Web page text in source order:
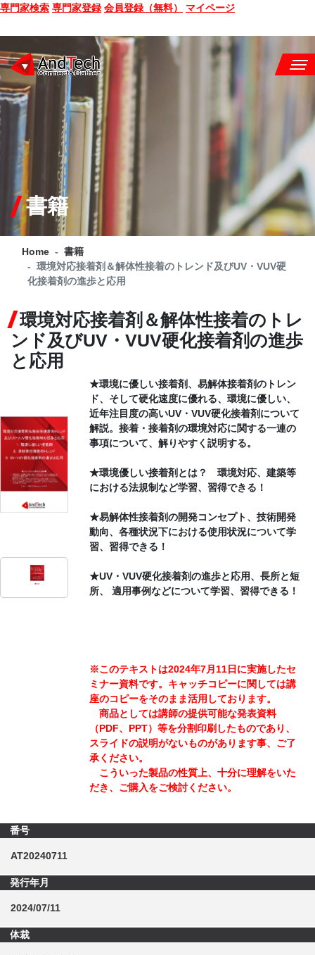
専門家検索 専門家登録 会員登録（無料） マイページ
SEMINAR
BOOK
CONSULTING
SERVICE
COMPANY
Q&A
SITE MAP
CONTACT
書籍
Home
書籍
環境対応接着剤＆解体性接着のトレンド及びUV・VUV硬
化接着剤の進歩と応用
環境対応接着剤＆解体性接着のトレ
ンド及びUV・VUV硬化接着剤の進歩
と応用
★環境に優しい接着剤、易解体接着剤のトレン
ド、そして硬化速度に優れる、環境に優しい、
近年注目度の高いUV・VUV硬化接着剤について
解説。接着・接着剤の環境対応に関する一連の
事項について、解りやすく説明する。
★環境優しい接着剤とは？ 環境対応、建築等
における法規制など学習、習得できる！
★易解体性接着剤の開発コンセプト、技術開発
動向、各種状況下における使用状況について学
習、習得できる！
★UV・VUV硬化接着剤の進歩と応用、長所と短
所、 適用事例などについて学習、習得できる！
※このテキストは2024年7月11日に実施したセ
ミナー資料です。キャッチコピーに関しては講
座のコピーをそのまま活用しております。
商品としては講師の提供可能な発表資料
（PDF、PPT）等を分割印刷したものであり、
スライドの説明がないものがあります事、ご了
承ください。
こういった製品の性質上、十分に理解をいた
だき、ご購入をご検討ください。
番号
AT20240711
発行年月
2024/07/11
体裁